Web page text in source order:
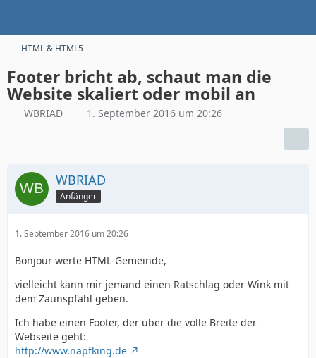
HTML & HTML5
Footer bricht ab, schaut man die
Website skaliert oder mobil an
WBRIAD 1. September 2016 um 20:26
WBRIAD
Anfänger
1. September 2016 um 20:26
Bonjour werte HTML-Gemeinde,
vielleicht kann mir jemand einen Ratschlag oder Wink mit
dem Zaunspfahl geben.
Ich habe einen Footer, der über die volle Breite der
Webseite geht:
http://www.napfking.de